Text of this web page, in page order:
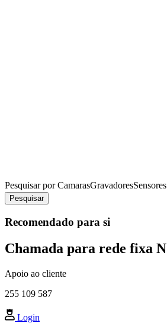
Pesquisar porCamarasGravadores
Pesquisar
Recomendado para si
Chamada para rede fixa
Apoio ao cliente
255 109 587
Login